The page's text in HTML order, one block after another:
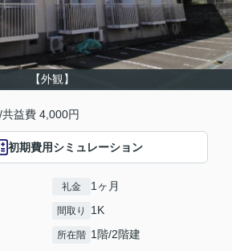
【外観】
益費 4,000円
初期費用シミュレーション
礼金 1ヶ月
間取り 1K
所在階 1階/2階建